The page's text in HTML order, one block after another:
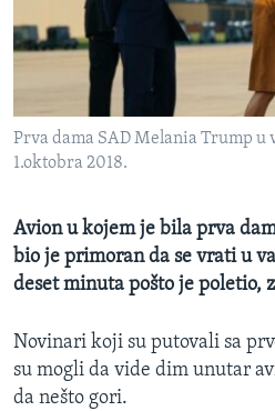
MAGAZIN
O GLASU AMERIKE
Learning English
Jezici
Prva dama SAD Melania Trump u
1.oktobra 2018.
Avion u kojem je bila prva
bio je primoran da se vrati u
deset minuta pošto je poletio,
Novinari koji su putovali sa
su mogli da vide dim unutar
da nešto gori.